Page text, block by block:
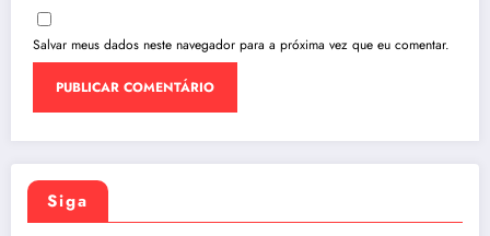
Salvar meus dados neste navegador para a próxima vez que eu comentar.
Siga